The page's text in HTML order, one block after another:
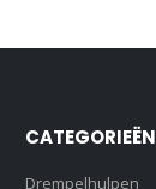
CATEGORIEËN
Drempelhulpen